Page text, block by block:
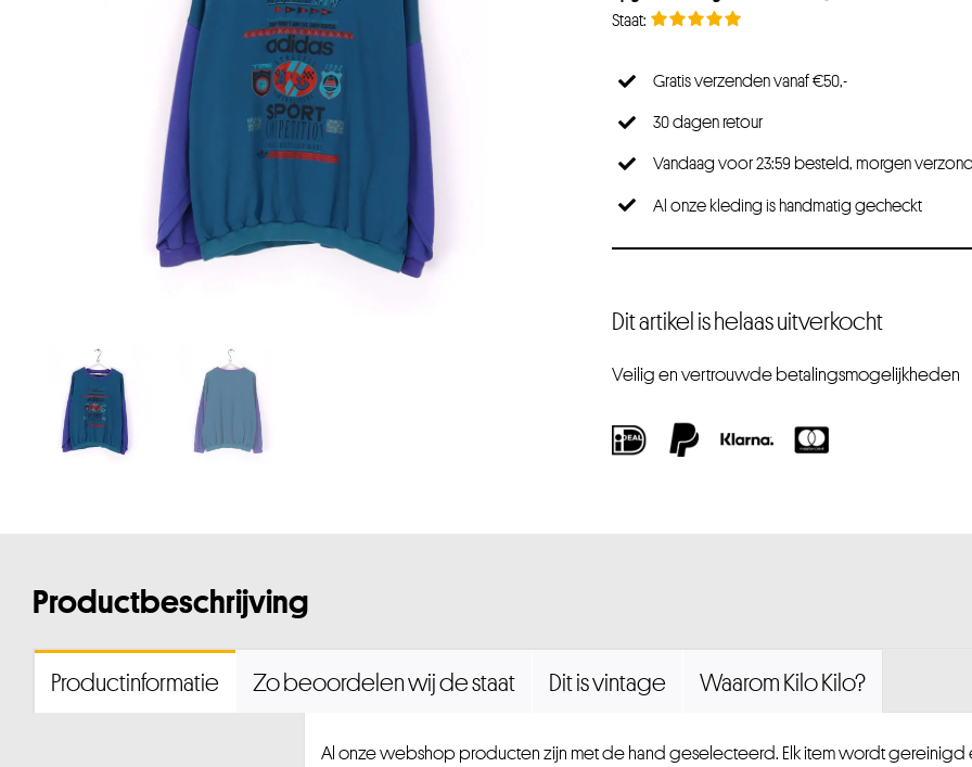
Gratis verzenden vanaf €50,-
30 dagen retour
Vandaag voor 23:59 besteld, morgen
Al onze kleding is handmatig gecheckt
Dit artikel is helaas uitverkocht
Veilig en vertrouwde betalingsmogelijkheden
Productbeschrijving
Productinformatie Zo beoordelen wij de staat Dit is vintage Waarom Kilo Kilo?
Al onze webshop producten zijn met de hand geselecteerd. Elk item wordt gereinigd